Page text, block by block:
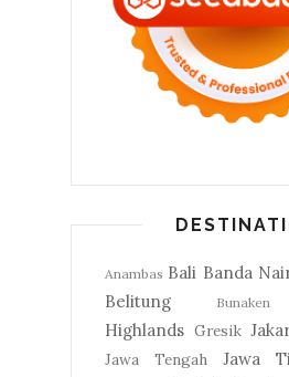
Anambas Bali Banda
Belitung Bunaken
Highlands Gresik
Jawa Tengah Jawa